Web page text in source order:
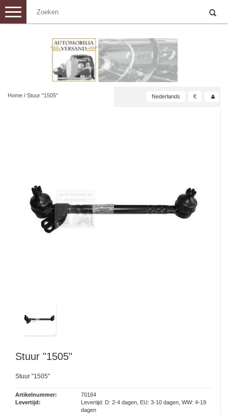
Toggle
navigation
Home / Stuur "1505" Nederlands €
Stuur "1505"
Stuur "1505"
Artikelnummer:
70164
Levertijd:
Levertijd: D: 2-4 dagen, EU: 3-10 dagen, WW: 4-19
dagen